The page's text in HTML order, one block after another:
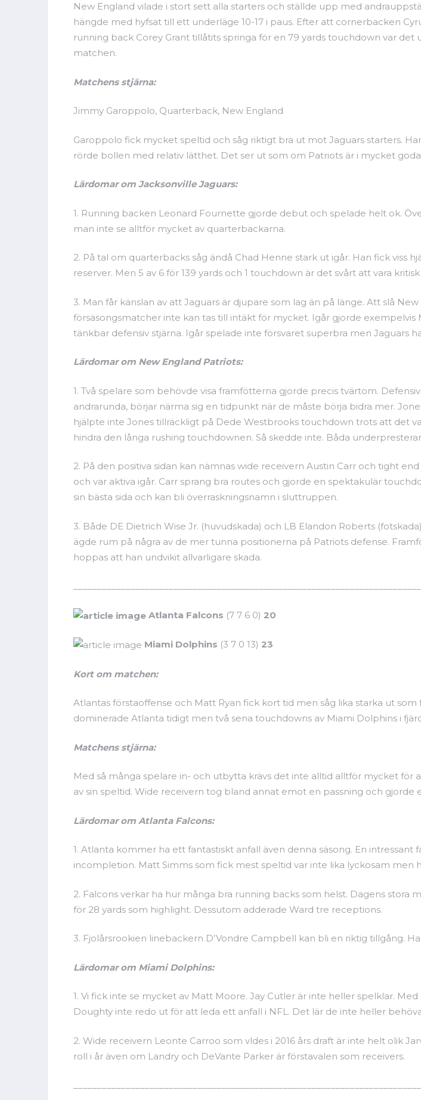
New England vilade i stort sett alla starters och ställde upp med
hängde med hyfsat till ett underläge 10-17 i paus. Efter att cornerbacken
running back Corey Grant tillåtits springa för en 79 yards touchdown var
matchen.
Matchens stjärna:
Jimmy Garoppolo, Quarterback, New England
Garoppolo fick mycket speltid och såg riktigt bra ut mot Jaguars starters.
rörde bollen med relativ lätthet. Det ser ut som om Patriots är i mycket
Lärdomar om Jacksonville Jaguars:
1. Running backen Leonard Fournette gjorde debut och spelade helt ok.
man inte se alltför mycket av quarterbackarna.
2. På tal om quarterbacks såg ändå Chad Henne stark ut igår. Han fick viss
reserver. Men 5 av 6 för 139 yards och 1 touchdown är det svårt att vara kritisk
3. Man får känslan av att Jaguars är djupare som lag än på länge. Att slå
försäsongsmatcher inte kan tas till intäkt för mycket. Igår gjorde
tänkbar defensiv stjärna. Igår spelade inte försvaret superbra men Jaguars
Lärdomar om New England Patriots:
1. Två spelare som behövde visa framfötterna gjorde precis tvärtom.
andrarunda, börjar närma sig en tidpunkt när de måste börja bidra mer.
hjälpte inte Jones tillräckligt på Dede Westbrooks touchdown trots att det
hindra den långa rushing touchdownen. Så skedde inte. Båda
2. På den positiva sidan kan nämnas wide receivern Austin Carr och tight
och var aktiva igår. Carr sprang bra routes och gjorde en spektakulär
sin bästa sida och kan bli överraskningsnamn i sluttruppen.
3. Både DE Dietrich Wise Jr. (huvudskada) och LB Elandon Roberts
ägde rum på några av de mer tunna positionerna på Patriots defense.
hoppas att han undvikit allvarligare skada.
Atlanta Falcons (7 7 6 0) 20
Miami Dolphins (3 7 0 13) 23
Kort om matchen:
Atlantas förstaoffense och Matt Ryan fick kort tid men såg lika starka ut
dominerade Atlanta tidigt men två sena touchdowns av Miami Dolphins i
Matchens stjärna:
Med så många spelare in- och utbytta krävs det inte alltid alltför mycket
av sin speltid. Wide receivern tog bland annat emot en passning och gjorde
Lärdomar om Atlanta Falcons:
1. Atlanta kommer ha ett fantastiskt anfall även denna säsong. En
incompletion. Matt Simms som fick mest speltid var inte lika lyckosam men
2. Falcons verkar ha hur många bra running backs som helst. Dagens
för 28 yards som highlight. Dessutom adderade Ward tre receptions.
3. Fjolårsrookien linebackern D’Vondre Campbell kan bli en riktig tillgång.
Lärdomar om Miami Dolphins:
1. Vi fick inte se mycket av Matt Moore. Jay Cutler är inte heller spelklar.
Doughty inte redo ut för att leda ett anfall i NFL. Det lär de inte heller
2. Wide receivern Leonte Carroo som vldes i 2016 års draft är inte helt olik
roll i år även om Landry och DeVante Parker är förstavalen som receivers.